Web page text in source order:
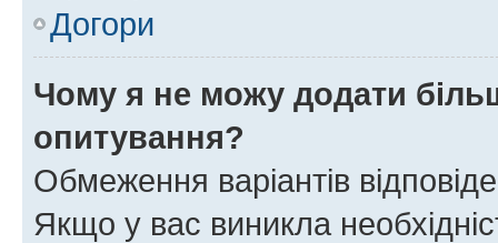
Догори
Чому я не можу додати
опитування?
Обмеження варіантів
Якщо у вас виникла